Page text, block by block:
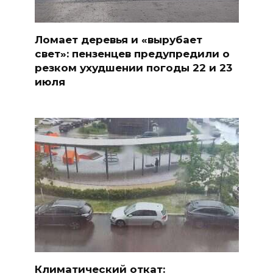
Ломает деревья и «вырубает
свет»: пензенцев предупредили о
резком ухудшении погоды 22 и 23
июля
Климатический откат: